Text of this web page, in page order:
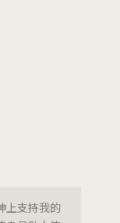
上支持我的